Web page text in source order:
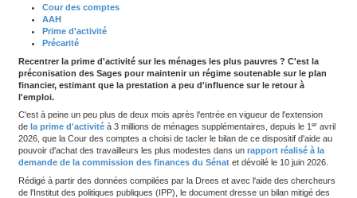
Autonomie
Selon les calculs de la Cour des comptes, l'exclusion des
l'AAH de l'éligibilité à la prime d'activité pourrait rapporter
chaque année aux finances publiques.
Crédit photo DR
Cour des comptes
AAH
Prime d'activité